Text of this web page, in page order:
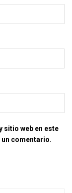
sitio web en este
un comentario.